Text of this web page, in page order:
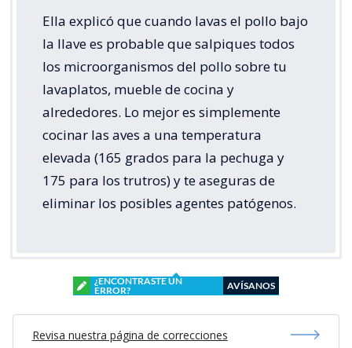
Ella explicó que cuando lavas el pollo bajo
la llave es probable que salpiques todos
los microorganismos del pollo sobre tu
lavaplatos, mueble de cocina y
alrededores. Lo mejor es simplemente
cocinar las aves a una temperatura
elevada (165 grados para la pechuga y
175 para los trutros) y te aseguras de
eliminar los posibles agentes patógenos.
¿ENCONTRASTE UN
ERROR?
AVÍSANOS
Revisa nuestra página de correcciones